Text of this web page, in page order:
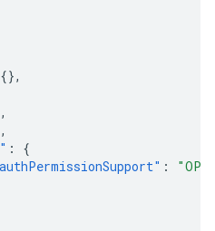
{},
:
{
: